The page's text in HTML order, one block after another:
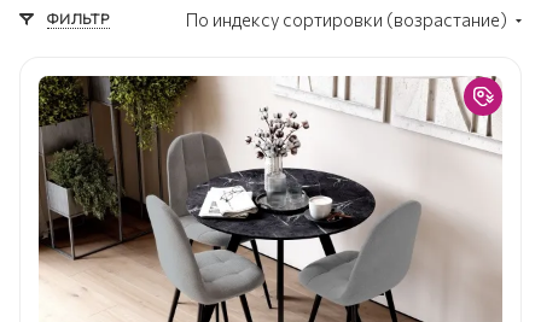
ФИЛЬТР По индексу сортировки (возрастание)